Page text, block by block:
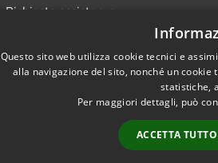
Richiesta assistenza
Questo sito web utilizza cookie tecnici e
alla navigazione del sito, nonché un
statistiche,
Per maggiori dettagli, può
ACCETTA TUTTO